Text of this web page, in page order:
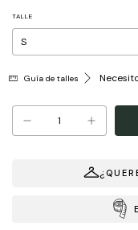
TALLE
Guía de talles